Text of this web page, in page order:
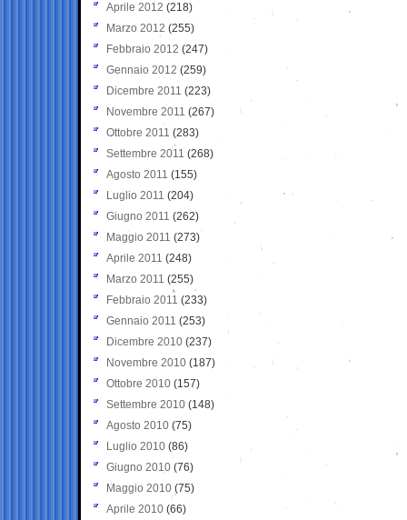
Aprile 2012 (218)
Marzo 2012 (255)
Febbraio 2012 (247)
Gennaio 2012 (259)
Dicembre 2011 (223)
Novembre 2011 (267)
Ottobre 2011 (283)
Settembre 2011 (268)
Agosto 2011 (155)
Luglio 2011 (204)
Giugno 2011 (262)
Maggio 2011 (273)
Aprile 2011 (248)
Marzo 2011 (255)
Febbraio 2011 (233)
Gennaio 2011 (253)
Dicembre 2010 (237)
Novembre 2010 (187)
Ottobre 2010 (157)
Settembre 2010 (148)
Agosto 2010 (75)
Luglio 2010 (86)
Giugno 2010 (76)
Maggio 2010 (75)
Aprile 2010 (66)